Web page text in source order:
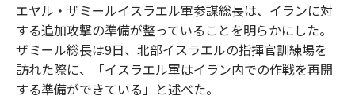
エヤル・ザミールイスラエル軍参謀総長は、イランに対
する追加攻撃の準備が整っていることを明らかにした。
ザミール総長は9日、北部イスラエルの指揮官訓練場を
訪れた際に、「イスラエル軍はイラン内での作戦を再開
する準備ができている」と述べた。